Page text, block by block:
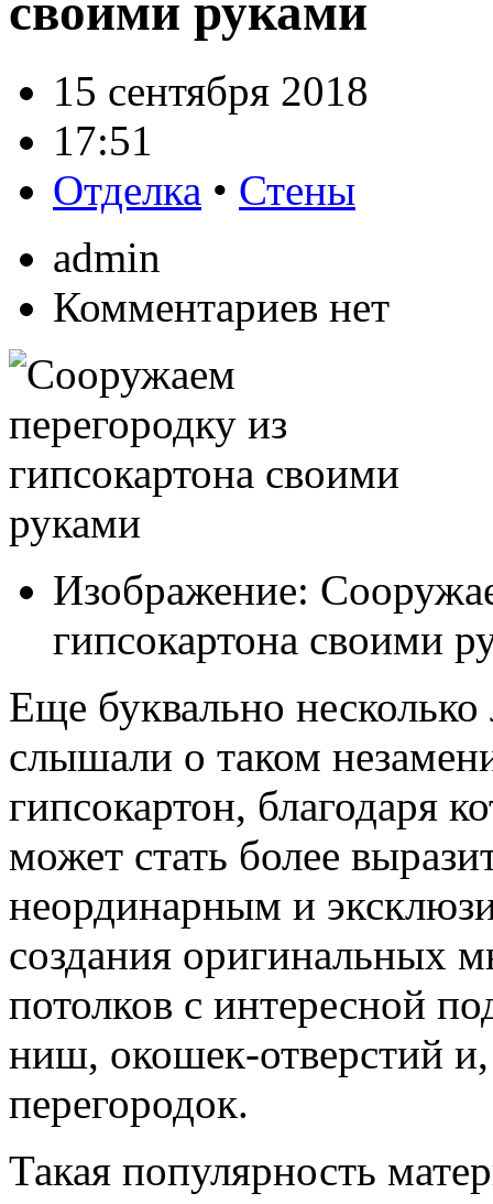
своими руками
15 сентября 2018
17:51
Отделка • Стены
admin
Комментариев нет
Изображение:
гипсокартона своими
Еще буквально
слышали о таком
гипсокартон, благодаря
может стать более
неординарным и
создания оригинальных
потолков с интересной
ниш, окошек-отверстий
перегородок.
Такая популярность